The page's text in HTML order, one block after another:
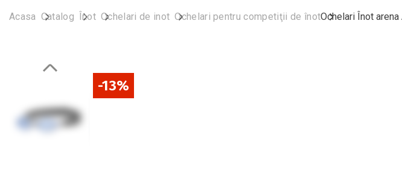
Acasa Catalog Înot Ochelari de inot Ochelari pentru competiţii de înotOchelari Înot
-13%